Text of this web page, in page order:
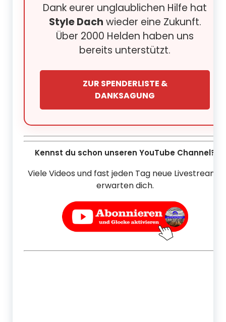
Dank eurer unglaublichen Hilfe hat
Style Dach wieder eine Zukunft.
Über 2000 Helden haben uns
bereits unterstützt.
ZUR SPENDERLISTE &
DANKSAGUNG
Kennst du schon unseren YouTube Channel?
Viele Videos und fast jeden Tag neue Livestreams
erwarten dich.